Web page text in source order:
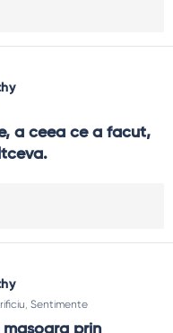
a ceea ce a facut,
, Sentimente
masoara prin